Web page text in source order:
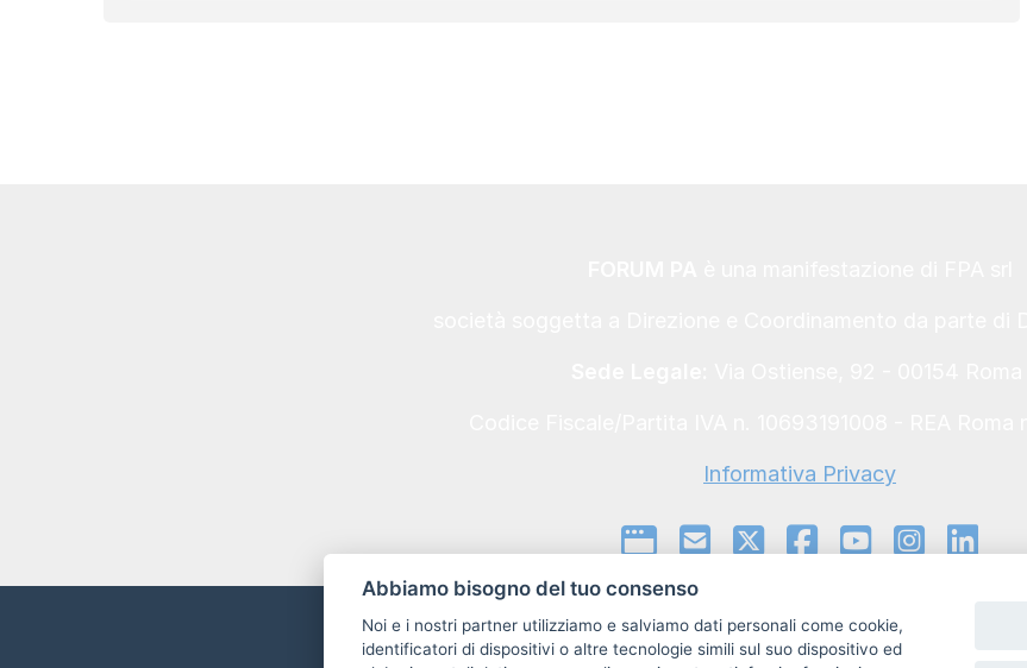
Informativa Privacy
Informativa sui Cookie e preferenze
Abbiamo bisogno del tuo consenso
Noi e i nostri partner utilizziamo e salviamo dati personali come cookie,
identificatori di dispositivi o altre tecnologie simili sul suo dispositivo ed